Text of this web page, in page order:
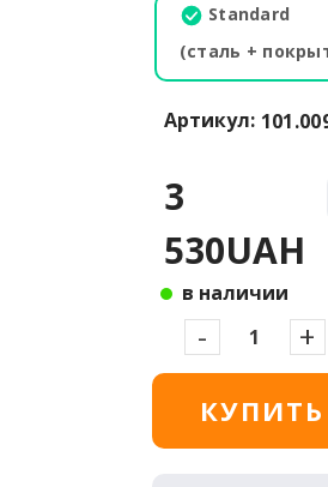
Standard
(сталь +
Артикул:
3
530UAH
в наличии
- +
КУПИТЬ